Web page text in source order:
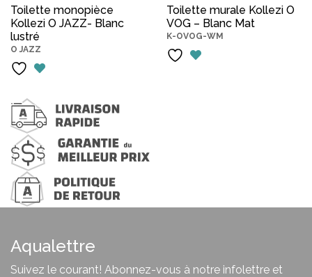
prix
initial
prix
actuel
Toilette monopièce
Kollezi O JAZZ- Blanc
lustré
O JAZZ
prix
initial
Toilette murale Kollezi O
VOG – Blanc Mat
K-OVOG-WM
Aqualettre
Suivez le courant! Abonnez-vous à notre infolettre et